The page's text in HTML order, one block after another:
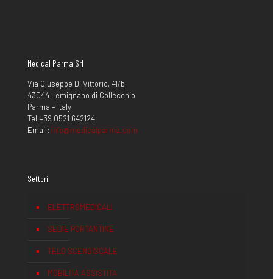
Medical Parma Srl
Via Giuseppe Di Vittorio, 41/b
43044 Lemignano di Collecchio
Parma – Italy
Tel +39 0521 642124
Email: info@medicalparma.com
Settori
ELETTROMEDICALI
SEDIE PORTANTINE
TELO SCENDISCALE
MOBILITÀ ASSISTITA